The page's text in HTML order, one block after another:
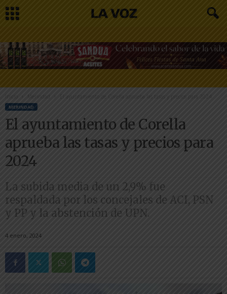
Inicio El ayuntamiento de Corella aprueba las tasas y precios para 2024
MERINDAD
El ayuntamiento de Corella
aprueba las tasas y precios para
2024
La subida media de un 2,9% fue
respaldada por los concejales de ACI, PSN
y PP y la abstención de UPN.
4 enero, 2024